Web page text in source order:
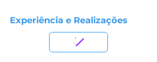
Experiência e Realizações